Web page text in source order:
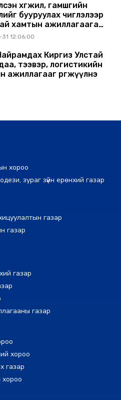
хөгжил, гамшгийн
бууруулах чиглэлээр
хамтын ажиллагаагаа
санал солилцлоо
12:06:00
Киргиз Улстай
тээвэр, логистикийн
ажиллагааг өргөжүүлнэ
хороо
зураг зүйн ерөнхий газар
газар
газар
газар
газар
хороо
газар
хороо